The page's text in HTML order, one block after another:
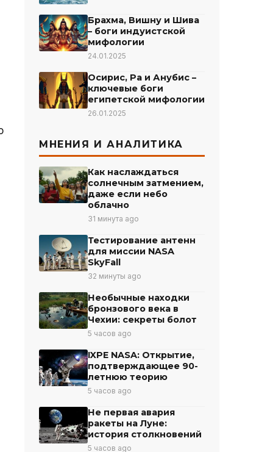
Брахма, Вишну и Шива
– боги индуистской
мифологии
24.01.2025
Осирис, Ра и Анубис –
ключевые боги
египетской мифологии
26.01.2025
МНЕНИЯ И АНАЛИТИКА
Как наслаждаться
солнечным затмением,
даже если небо
облачно
31 минута ago
Тестирование антенн
для миссии NASA
SkyFall
32 минуты ago
Необычные находки
бронзового века в
Чехии: секреты болот
5 часов ago
IXPE NASA: Открытие,
подтверждающее 90-
летнюю теорию
5 часов ago
Не первая авария
ракеты на Луне:
история столкновений
5 часов ago